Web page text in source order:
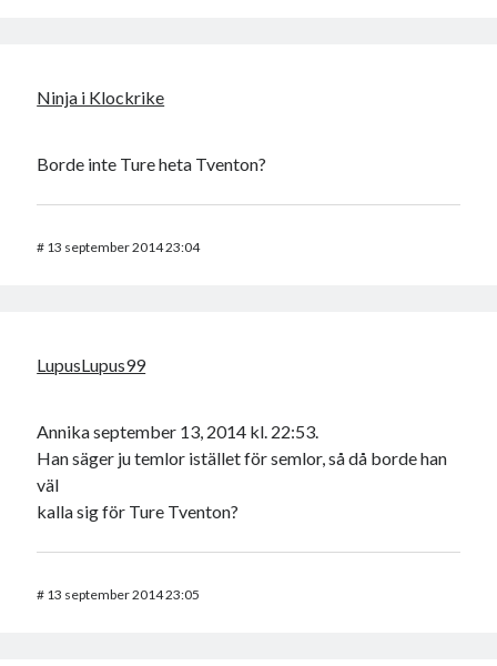
Ninja i Klockrike
Borde inte Ture heta Tventon?
# 13 september 2014 23:04
LupusLupus99
Annika september 13, 2014 kl. 22:53.
Han säger ju temlor istället för semlor, så då borde han
väl
kalla sig för Ture Tventon?
# 13 september 2014 23:05